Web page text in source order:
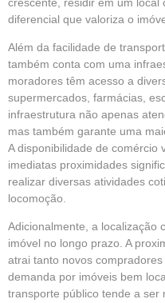
diferencial que valoriza o
Além da facilidade de
também conta com uma
moradores têm acesso a
supermercados, farmácias,
infraestrutura não apenas
mas também garante uma
A disponibilidade de comércio
imediatas proximidades
realizar diversas atividades
locomoção.
Adicionalmente, a localização
imóvel no longo prazo. A
atrai tanto novos
demanda por imóveis bem
transporte público tende a ser